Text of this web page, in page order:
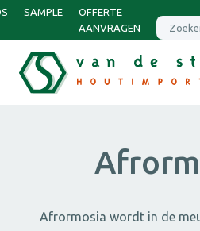
SAMPLE
OFFERTE
AANVRAGEN
Afrormosia wordt in de